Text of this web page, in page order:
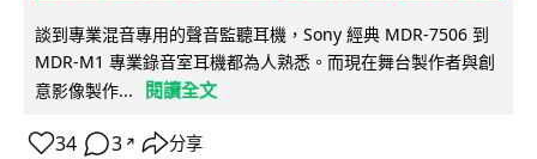
談到專業混音專用的聲音監聽耳機，Sony 經典 MDR-7506 到
MDR-M1 專業錄音室耳機都為人熟悉。而現在舞台製作者與創
意影像製作...
閱讀全文
34 3 ↗ 分享